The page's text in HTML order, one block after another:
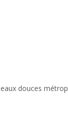
douces